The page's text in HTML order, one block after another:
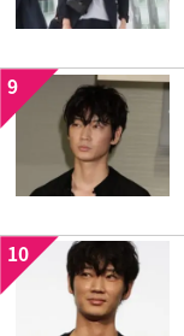
9
10